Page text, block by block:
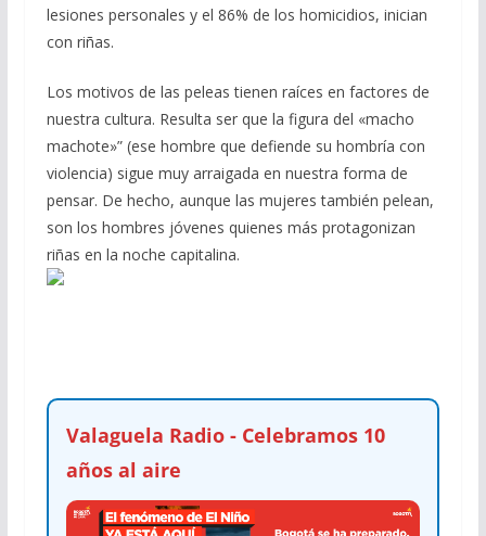
lesiones personales y el 86% de los homicidios, inician
con riñas.
Los motivos de las peleas tienen raíces en factores de
nuestra cultura. Resulta ser que la figura del «macho
machote»” (ese hombre que defiende su hombría con
violencia) sigue muy arraigada en nuestra forma de
pensar. De hecho, aunque las mujeres también pelean,
son los hombres jóvenes quienes más protagonizan
riñas en la noche capitalina.
Valaguela Radio - Celebramos 10
años al aire